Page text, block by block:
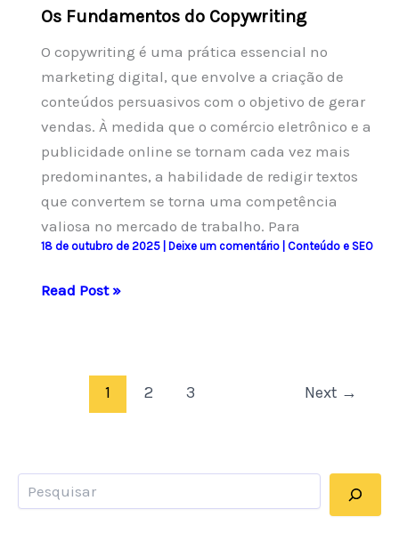
Os Fundamentos do Copywriting
O copywriting é uma prática essencial no
marketing digital, que envolve a criação de
conteúdos persuasivos com o objetivo de gerar
vendas. À medida que o comércio eletrônico e a
publicidade online se tornam cada vez mais
predominantes, a habilidade de redigir textos
que convertem se torna uma competência
valiosa no mercado de trabalho. Para
18 de outubro de 2025 Deixe um comentário Conteúdo e SEO
Os
Read Post »
1 2 3 Next →